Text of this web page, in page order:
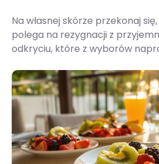
Na własnej skórze przekonaj
polega na rezygnacji z
odkryciu, które z wyborów